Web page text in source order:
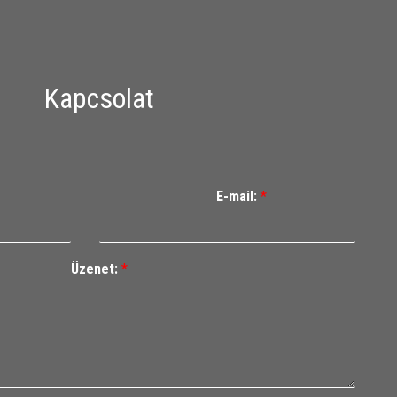
Kapcsolat
E-mail: *
Üzenet: *